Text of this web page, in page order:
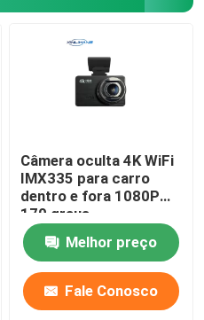
Câmera oculta 4K WiFi
IMX335 para carro
dentro e fora 1080P
170 graus
Melhor preço
Fale Conosco